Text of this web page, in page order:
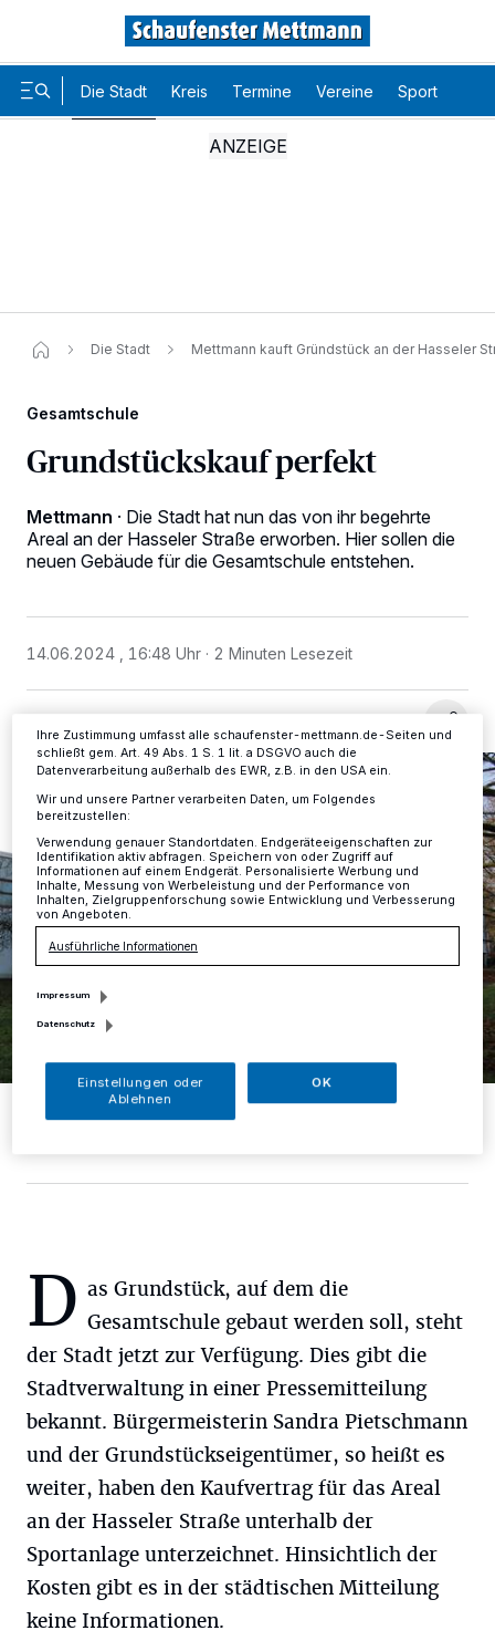
Die Stadt Kreis Termine Vereine Sport
Die Stadt Mettmann kauft Gründstück an der Hasseler
Gesamtschule
Grundstückskauf perfekt
Mettmann · Die Stadt hat nun das von ihr begehrte
Areal an der Hasseler Straße erworben. Hier sollen die
neuen Gebäude für die Gesamtschule entstehen.
14.06.2024 , 16:48 Uhr 2 Minuten Lesezeit
Die Gesamtschule nutzt derzeit die Räumlichkeiten der ehemaligen
Anne-Frank-Schule am Borner Weg.
D as Grundstück, auf dem die
Gesamtschule gebaut werden soll, steht
der Stadt jetzt zur Verfügung. Dies gibt die
Stadtverwaltung in einer Pressemitteilung
bekannt. Bürgermeisterin Sandra Pietschmann
und der Grundstückseigentümer, so heißt es
weiter, haben den Kaufvertrag für das Areal
an der Hasseler Straße unterhalb der
Sportanlage unterzeichnet. Hinsichtlich der
Kosten gibt es in der städtischen Mitteilung
keine Informationen.
Wir und unsere218
-Partner speichern und greifen auf
personenbezogene Daten wie Browserdaten oder eindeutige
Kennungen auf Ihrem Gerät zu. Durch Auswahl von OK aktivieren Sie
Tracking-Technologien für die unter „Wir und unsere Partner
Anzeigen möglicherweise nicht mehr so relevant für Sie. Sie können
ändern oder Ihre Einwilligung zu widerrufen, indem Sie auf den Link
Ihre Einstellungen gelten innerhalb unseres Website. Weitere
Ihre Zustimmung umfasst alle schaufenster-mettmann.de-Seiten und
schließt gem. Art. 49 Abs. 1 S. 1 lit. a DSGVO auch die
Datenverarbeitung außerhalb des EWR, z.B. in den USA ein.
Wir und unsere Partner verarbeiten Daten, um Folgendes
bereitzustellen:
Verwendung genauer Standortdaten. Endgeräteeigenschaften zur
Identifikation aktiv abfragen. Speichern von oder Zugriff auf
Informationen auf einem Endgerät. Personalisierte Werbung und
Inhalte, Messung von Werbeleistung und der Performance von
Inhalten, Zielgruppenforschung sowie Entwicklung und Verbesserung
von Angeboten.
Ausführliche Informationen
Impressum
Datenschutz
Einstellungen oder
Ablehnen
OK